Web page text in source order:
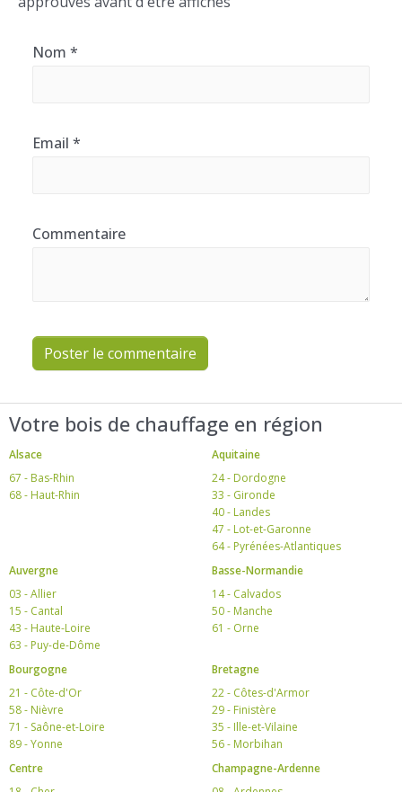
Nom *
Email *
Commentaire
Poster le commentaire
Votre bois de chauffage en région
Alsace
67 - Bas-Rhin
68 - Haut-Rhin
Aquitaine
24 - Dordogne
33 - Gironde
40 - Landes
47 - Lot-et-Garonne
64 - Pyrénées-Atlantiques
Auvergne
03 - Allier
15 - Cantal
43 - Haute-Loire
63 - Puy-de-Dôme
Basse-Normandie
14 - Calvados
50 - Manche
61 - Orne
Bourgogne
21 - Côte-d'Or
58 - Nièvre
71 - Saône-et-Loire
89 - Yonne
Bretagne
22 - Côtes-d'Armor
29 - Finistère
35 - Ille-et-Vilaine
56 - Morbihan
Centre
Champagne-Ardenne